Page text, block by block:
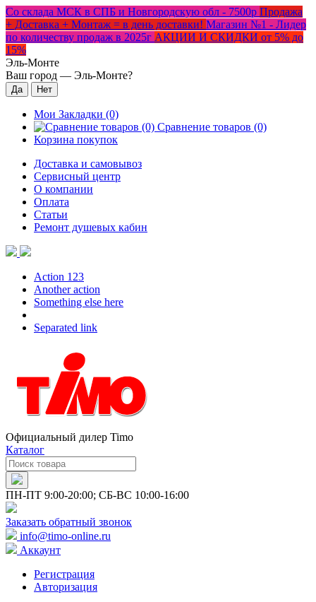
Со склада МСК в СПБ и Новгородскую обл - 7500р Продажа
+ Доставка + Монтаж = в день доставки! Магазин №1 - Лидер
по количеству продаж в 2025г АКЦИИ И СКИДКИ от 5% до
15%
Эль-Монте
Ваш город — Эль-Монте?
Мои Закладки (0)
Сравнение товаров (0)
Корзина покупок
Доставка и самовывоз
Сервисный центр
О компании
Оплата
Статьи
Ремонт душевых кабин
Action 123
Another action
Something else here
Separated link
Официальный дилер Timo
Каталог
ПН-ПТ 9:00-20:00; СБ-ВС 10:00-16:00
Заказать обратный звонок
info@timo-online.ru
Аккаунт
Регистрация
Авторизация